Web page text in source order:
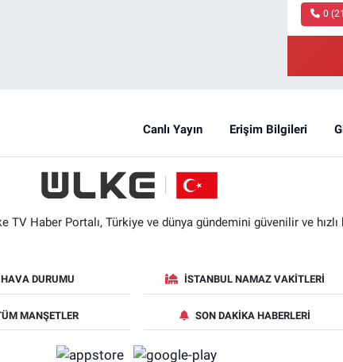
0
Canlı Yayın Erişim Bilgileri
TV Haber Portalı, Türkiye ve dünya gündemini güvenilir ve
HAVA DURUMU İSTANBUL NAMAZ VAKITLERI
MANŞETLER SON DAKIKA HABERLERI